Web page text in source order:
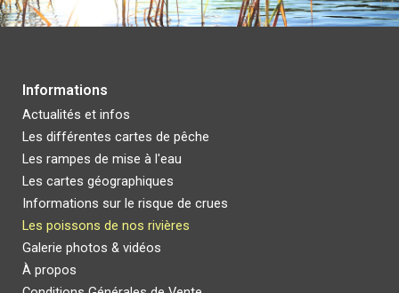
Informations
Actualités et infos
Les différentescartes de pêche
Les rampes de mise à l'eau
Les cartes géographiques
Informations sur le risque de crues
Les poissons de nos rivières
Galerie photos & vidéos
À propos